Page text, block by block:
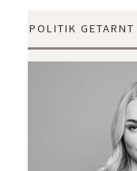
POLITIK